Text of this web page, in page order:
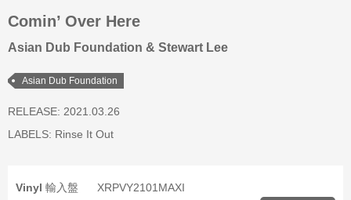
Comin’ Over Here
Asian Dub Foundation & Stewart Lee
Asian Dub Foundation
RELEASE: 2021.03.26
LABELS: Rinse It Out
Vinyl 輸入盤
XRPVY2101MAXI